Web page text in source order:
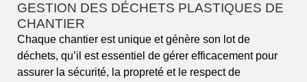
GESTION DES DÉCHETS PLASTIQUES DE
CHANTIER
Chaque chantier est unique et génère son lot de
déchets, qu’il est essentiel de gérer efficacement pour
assurer la sécurité, la propreté et le respect de